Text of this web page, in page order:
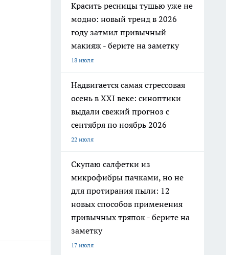
Красить ресницы тушью уже не
модно: новый тренд в 2026
году затмил привычный
макияж - берите на заметку
18 июля
Надвигается самая стрессовая
осень в XXI веке: синоптики
выдали свежий прогноз с
сентября по ноябрь 2026
22 июля
Скупаю салфетки из
микрофибры пачками, но не
для протирания пыли: 12
новых способов применения
привычных тряпок - берите на
заметку
17 июля